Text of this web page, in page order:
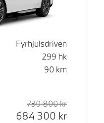
Fyrhjulsdriven
299 hk
90 km
Rek. ord
730 800kr
684 300 kr